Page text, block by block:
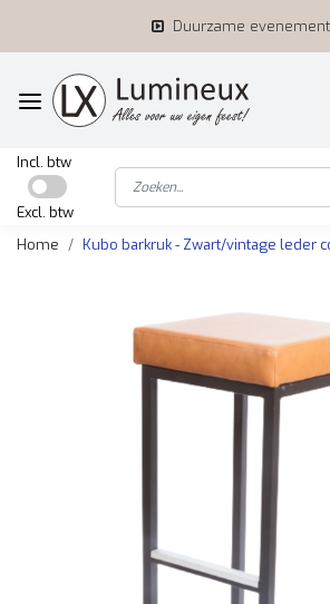
Duurzame
Incl. btw
Excl. btw
Home
Kubo barkruk - Zwart/vintage leder